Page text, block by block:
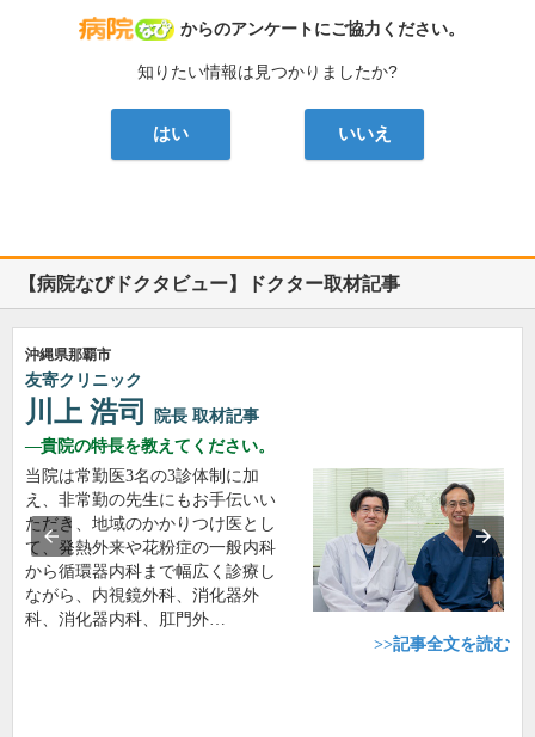
病院なび
からのアンケートにご協力ください。
知りたい情報は見つかりましたか?
はい いいえ
【病院なびドクタビュー】ドクター取材記事
沖縄県那覇市
友寄クリニック
川上 浩司 院長 取材記事
貴院の特長を教えてください。
当院は常勤医3名の3診体制に加
え、非常勤の先生にもお手伝いい
ただき、地域のかかりつけ医とし
て、発熱外来や花粉症の一般内科
から循環器内科まで幅広く診療し
ながら、内視鏡外科、消化器外
科、消化器内科、肛門外…
>>記事全文を読む